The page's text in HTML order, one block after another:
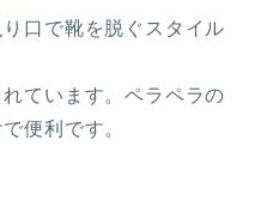
口で靴を脱ぐスタイル
ています。ペラペラの
便利です。